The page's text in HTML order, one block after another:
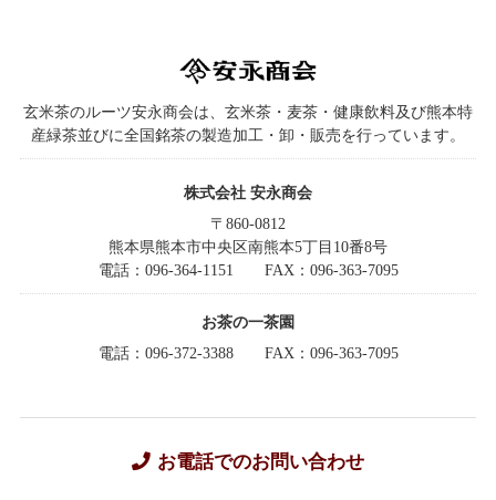
玄米茶のルーツ安永商会は、玄米茶・麦茶・健康飲料及び熊本特
産緑茶並びに全国銘茶の製造加工・卸・販売を行っています。
株式会社 安永商会
〒860-0812
熊本県熊本市中央区南熊本5丁目10番8号
電話：096-364-1151
FAX：096-363-7095
お茶の一茶園
電話：096-372-3388
FAX：096-363-7095
お電話でのお問い合わせ